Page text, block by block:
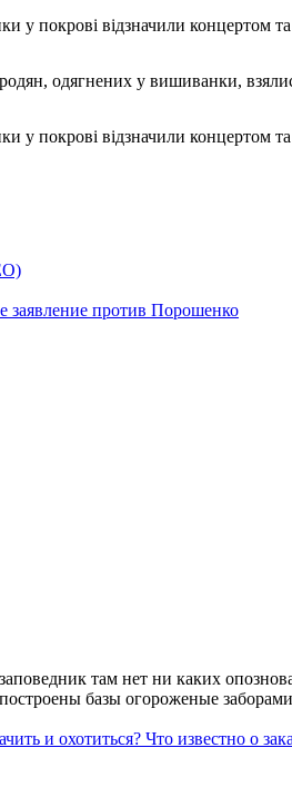
одягнених у вишиванки,
заявление против Порошенко
там нет ни каких
базы огороженые
и охотиться? Что известно о